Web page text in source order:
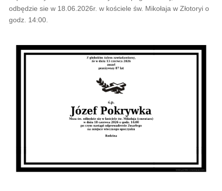
odbędzie sie w 18.06.2026r. w kościele św. Mikołaja w Złotoryi o
godz. 14:00.